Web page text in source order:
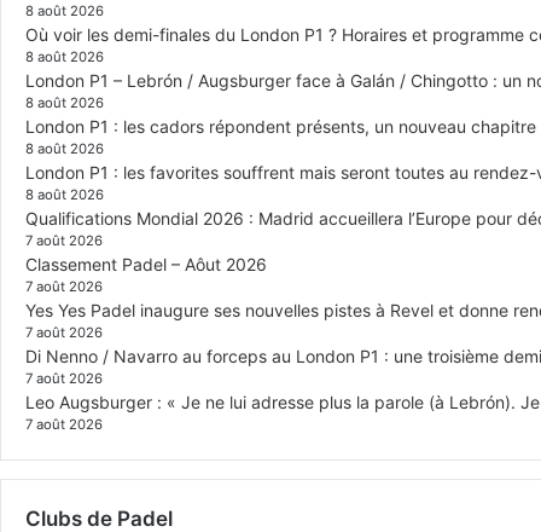
8 août 2026
Où voir les demi-finales du London P1 ? Horaires et programme
8 août 2026
London P1 – Lebrón / Augsburger face à Galán / Chingotto : un
8 août 2026
London P1 : les cadors répondent présents, un nouveau
8 août 2026
London P1 : les favorites souffrent mais seront toutes au
8 août 2026
Qualifications Mondial 2026 : Madrid accueillera l’Europe pour
7 août 2026
Classement Padel – Aôut 2026
7 août 2026
Yes Yes Padel inaugure ses nouvelles pistes à Revel et donne
7 août 2026
Di Nenno / Navarro au forceps au London P1 : une troisième
7 août 2026
Leo Augsburger : « Je ne lui adresse plus la parole (à Lebrón).
7 août 2026
Clubs de Padel